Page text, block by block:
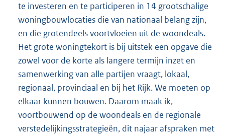
te investeren en te participeren in 14 grootschalige
woningbouwlocaties die van nationaal belang zijn,
en die grotendeels voortvloeien uit de woondeals.
Het grote woningtekort is bij uitstek een opgave die
zowel voor de korte als langere termijn inzet en
samenwerking van alle partijen vraagt, lokaal,
regionaal, provinciaal en bij het Rijk. We moeten op
elkaar kunnen bouwen. Daarom maak ik,
voortbouwend op de woondeals en de regionale
verstedelijkingsstrategieën, dit najaar afspraken met